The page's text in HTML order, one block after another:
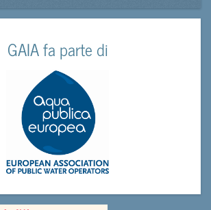
GAIA fa parte di